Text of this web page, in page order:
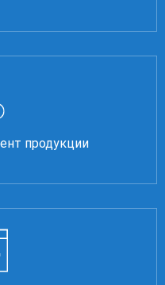
продукции